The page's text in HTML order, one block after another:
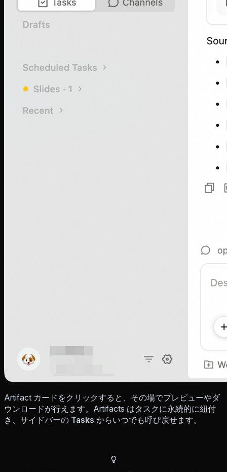
Artifact カードをクリックすると、その場でプレビューやダ
ウンロードが行えます。Artifacts はタスクに永続的に紐付
き、サイドバーの Tasks からいつでも呼び戻せます。